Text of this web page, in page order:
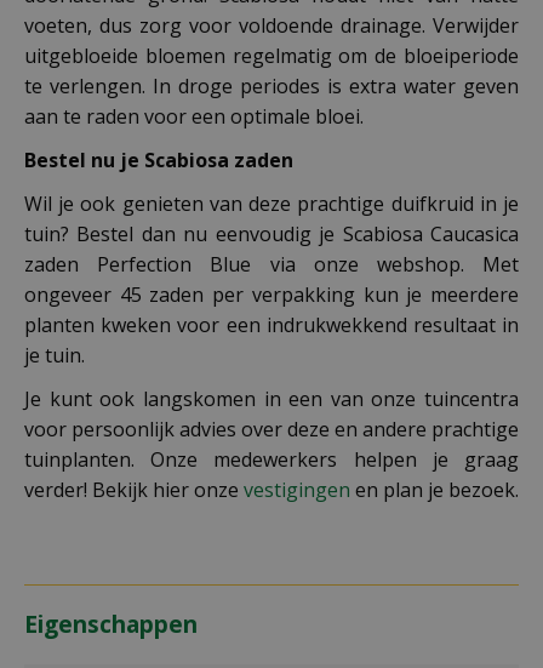
voeten, dus zorg voor voldoende drainage. Verwijder
uitgebloeide bloemen regelmatig om de bloeiperiode
te verlengen. In droge periodes is extra water geven
aan te raden voor een optimale bloei.
Bestel nu je Scabiosa zaden
Wil je ook genieten van deze prachtige duifkruid in je
tuin? Bestel dan nu eenvoudig je Scabiosa Caucasica
zaden Perfection Blue via onze webshop. Met
ongeveer 45 zaden per verpakking kun je meerdere
planten kweken voor een indrukwekkend resultaat in
je tuin.
Je kunt ook langskomen in een van onze tuincentra
voor persoonlijk advies over deze en andere prachtige
tuinplanten. Onze medewerkers helpen je graag
verder! Bekijk hier onze vestigingen en plan je bezoek.
Eigenschappen